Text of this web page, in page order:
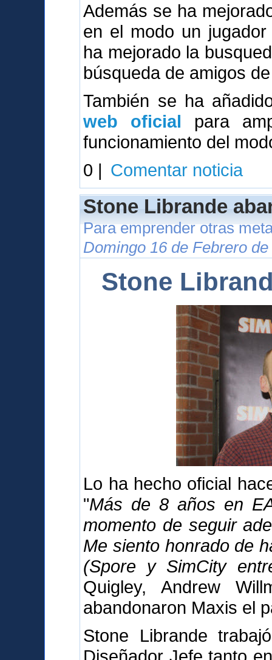
Además se ha
en el modo un
ha mejorado la
búsqueda de amigos
También se ha
web oficial para
funcionamiento del
0 | Comentar noticia
Stone Librande
Para emprender otras
Domingo 16 de Febrero
Stone
Lo ha hecho oficial
"Más de 8 años en
momento de seguir
Me siento honrado de
(Spore y SimCity
Quigley, Andrew
abandonaron Maxis el
Stone Librande